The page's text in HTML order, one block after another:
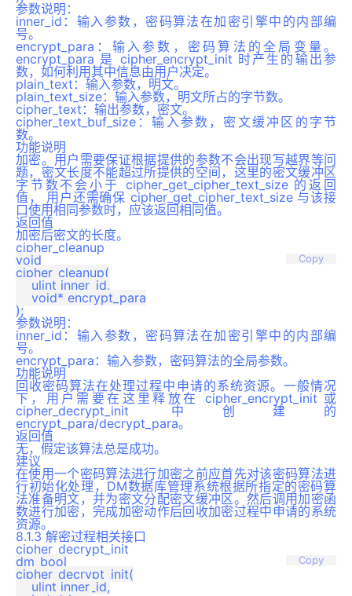
参数说明：
inner_id：输入参数，密码算法在加密引擎中的内部编
号。
encrypt_para：输入参数，密码算法的全局变量。
encrypt_para 是 cipher_encrypt_init 时产生的输出参
数，如何利用其中信息由用户决定。
plain_text：输入参数，明文。
plain_text_size：输入参数，明文所占的字节数。
cipher_text：输出参数，密文。
cipher_text_buf_size：输入参数，密文缓冲区的字节
数。
功能说明
加密。用户需要保证根据提供的参数不会出现写越界等问
题，密文长度不能超过所提供的空间，这里的密文缓冲区
字节数不会小于 cipher_get_cipher_text_size 的返回
值， 用户还需确保 cipher_get_cipher_text_size 与该接
口使用相同参数时，应该返回相同值。
返回值
加密后密文的长度。
cipher_cleanup
Copy
void
cipher_cleanup(
    ulint inner_id,
    void* encrypt_para
参数说明：
inner_id：输入参数，密码算法在加密引擎中的内部编
号。
encrypt_para：输入参数，密码算法的全局参数。
功能说明
回收密码算法在处理过程中申请的系统资源。一般情况
下，用户需要在这里释放在 cipher_encrypt_init 或
cipher_decrypt_init 中创建的
encrypt_para/decrypt_para。
返回值
无，假定该算法总是成功。
建议
在使用一个密码算法进行加密之前应首先对该密码算法进
行初始化处理，DM数据库管理系统根据所指定的密码算
法准备明文，并为密文分配密文缓冲区。然后调用加密函
数进行加密，完成加密动作后回收加密过程中申请的系统
资源。
8.1.3 解密过程相关接口
cipher_decrypt_init
Copy
dm_bool
cipher_decrypt_init(
    ulint inner_id,